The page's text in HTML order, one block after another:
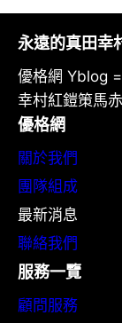
永遠的真田幸
優格網 Yblog
幸村紅鎧策馬
優格網
關於我們
團隊組成
最新消息
聯絡我們
服務一覽
顧問服務